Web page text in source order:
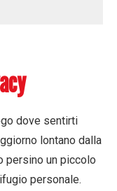
dove sentirti
lontano dalla
persino un piccolo
personale.